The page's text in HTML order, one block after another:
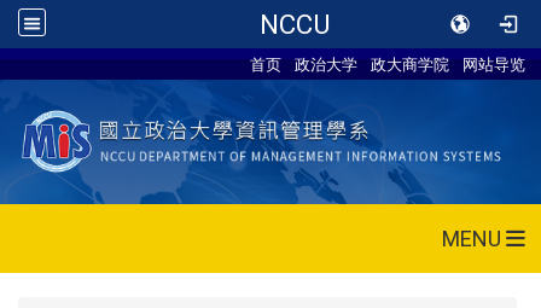
NCCU
首页 政治大学 政大商学院 网站导览
MENU